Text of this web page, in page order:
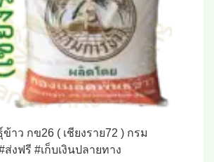
าว กข26 ( เชียงราย72 ) กรม
ส่งฟรี #เก็บเงินปลายทาง